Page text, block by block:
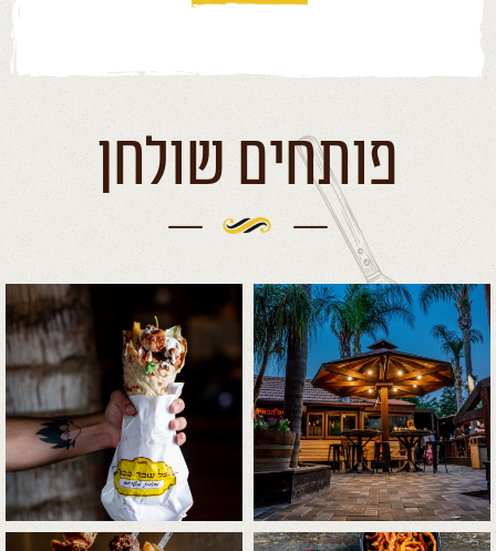
פותחים שולחן
לפתיחת
התמונה
בגדול
+
לפתיחת
התמונה
בגדול
-
+